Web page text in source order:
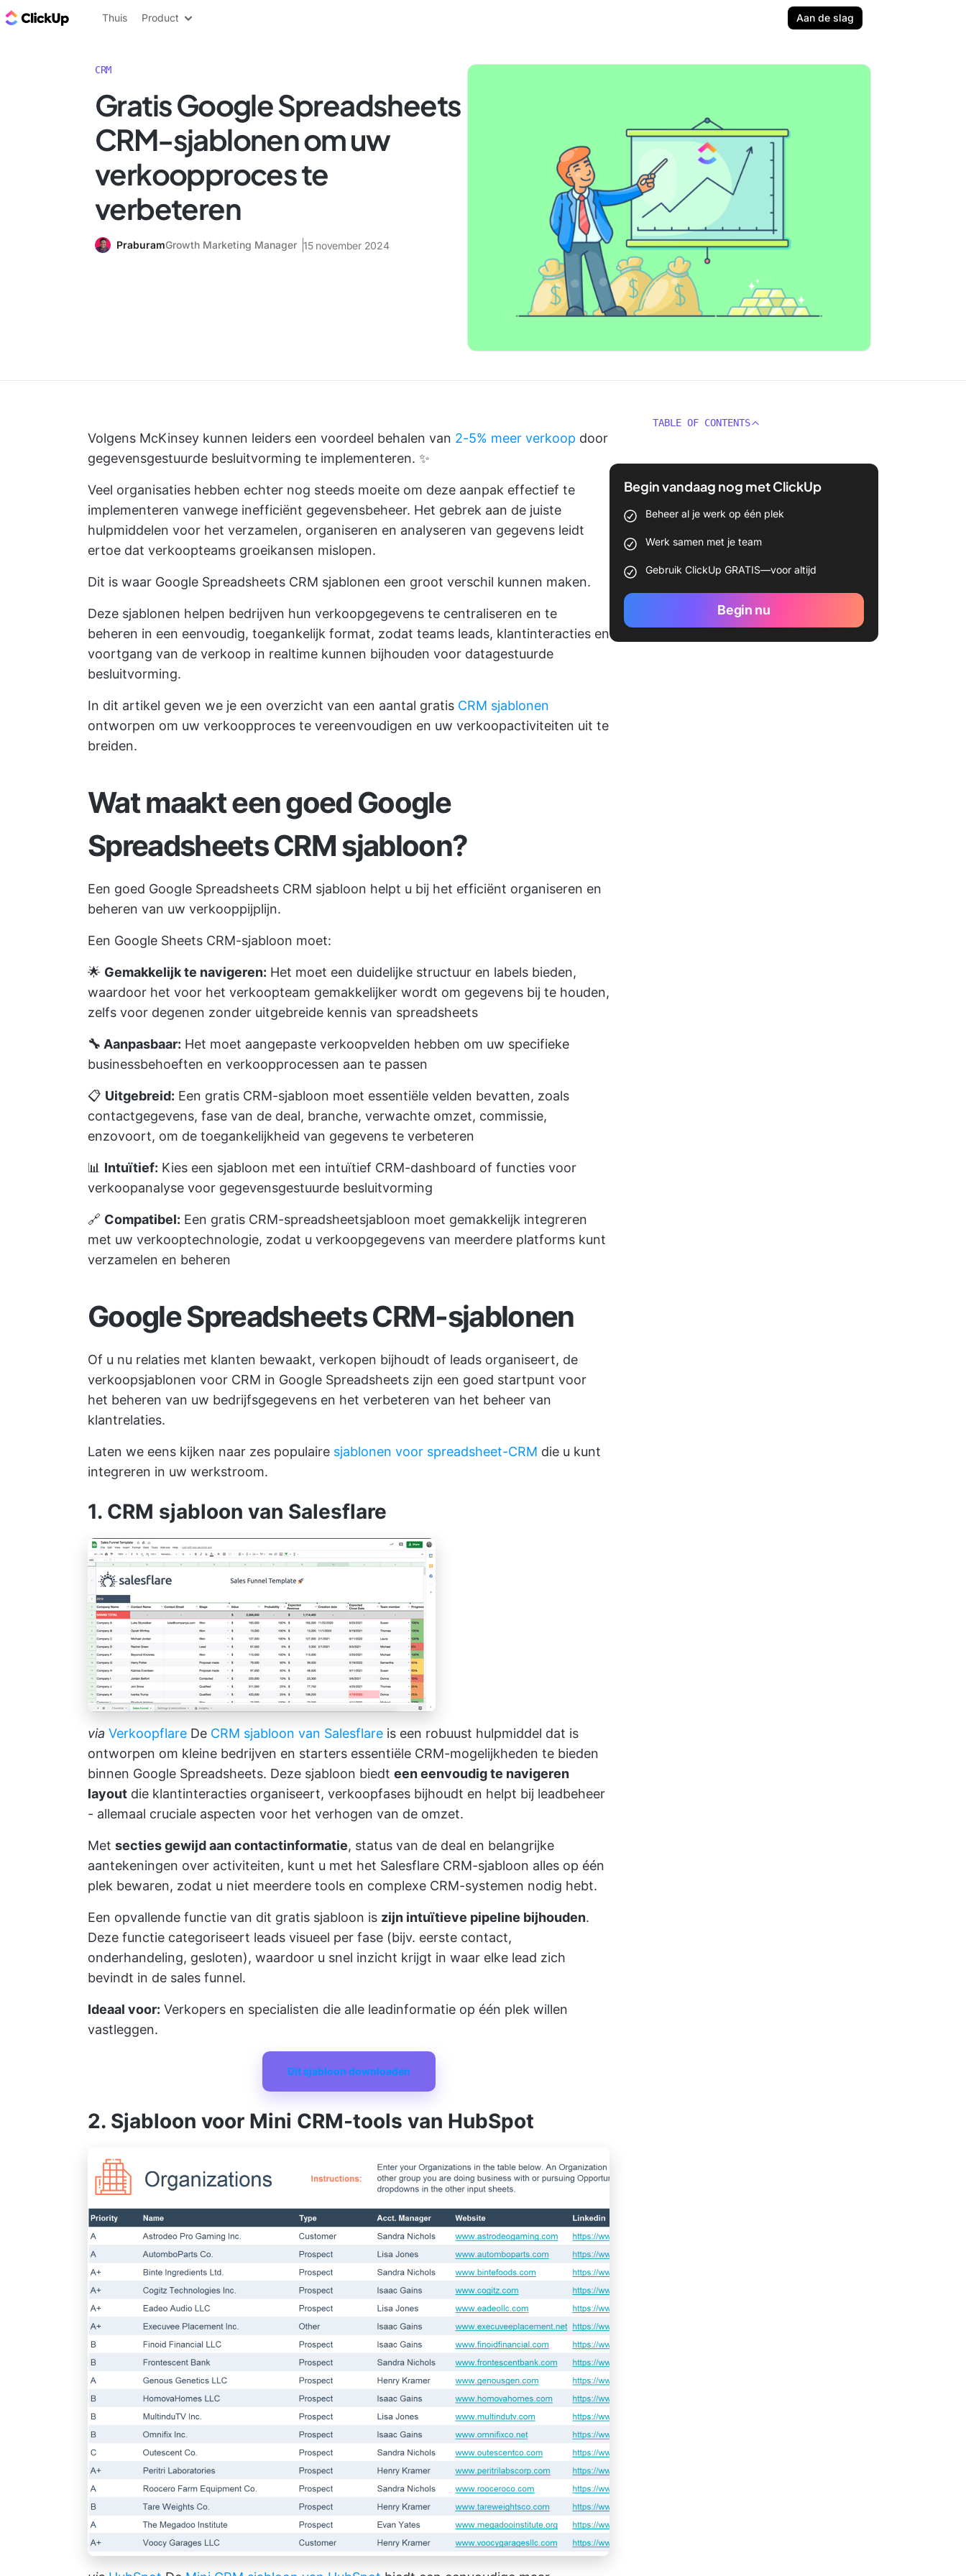
ClickUp Blog
Thuis Product Aan de slag
CRM
Gratis Google Spreadsheets
CRM-sjablonen om uw
verkoopproces te
verbeteren
PraburamGrowth Marketing Manager 15 november 2024
Volgens McKinsey kunnen leiders een voordeel behalen van 2-5% meer verkoop door
gegevensgestuurde besluitvorming te implementeren. ✨
Veel organisaties hebben echter nog steeds moeite om deze aanpak effectief te
implementeren vanwege inefficiënt gegevensbeheer. Het gebrek aan de juiste
hulpmiddelen voor het verzamelen, organiseren en analyseren van gegevens leidt
ertoe dat verkoopteams groeikansen mislopen.
Dit is waar Google Spreadsheets CRM sjablonen een groot verschil kunnen maken.
Deze sjablonen helpen bedrijven hun verkoopgegevens te centraliseren en te
beheren in een eenvoudig, toegankelijk format, zodat teams leads, klantinteracties en
voortgang van de verkoop in realtime kunnen bijhouden voor datagestuurde
besluitvorming.
In dit artikel geven we je een overzicht van een aantal gratis CRM sjablonen
ontworpen om uw verkoopproces te vereenvoudigen en uw verkoopactiviteiten uit te
breiden.
Wat maakt een goed Google
Spreadsheets CRM sjabloon?
Een goed Google Spreadsheets CRM sjabloon helpt u bij het efficiënt organiseren en
beheren van uw verkooppijplijn.
Een Google Sheets CRM-sjabloon moet:
🌟 Gemakkelijk te navigeren: Het moet een duidelijke structuur en labels bieden,
waardoor het voor het verkoopteam gemakkelijker wordt om gegevens bij te houden,
zelfs voor degenen zonder uitgebreide kennis van spreadsheets
🔧 Aanpasbaar: Het moet aangepaste verkoopvelden hebben om uw specifieke
businessbehoeften en verkoopprocessen aan te passen
📋 Uitgebreid: Een gratis CRM-sjabloon moet essentiële velden bevatten, zoals
contactgegevens, fase van de deal, branche, verwachte omzet, commissie,
enzovoort, om de toegankelijkheid van gegevens te verbeteren
📊 Intuïtief: Kies een sjabloon met een intuïtief CRM-dashboard of functies voor
verkoopanalyse voor gegevensgestuurde besluitvorming
🔗 Compatibel: Een gratis CRM-spreadsheetsjabloon moet gemakkelijk integreren
met uw verkooptechnologie, zodat u verkoopgegevens van meerdere platforms kunt
verzamelen en beheren
Google Spreadsheets CRM-sjablonen
Of u nu relaties met klanten bewaakt, verkopen bijhoudt of leads organiseert, de
verkoopsjablonen voor CRM in Google Spreadsheets zijn een goed startpunt voor
het beheren van uw bedrijfsgegevens en het verbeteren van het beheer van
klantrelaties.
Laten we eens kijken naar zes populaire sjablonen voor spreadsheet-CRM die u kunt
integreren in uw werkstroom.
1. CRM sjabloon van Salesflare
via Verkoopflare De CRM sjabloon van Salesflare is een robuust hulpmiddel dat is
ontworpen om kleine bedrijven en starters essentiële CRM-mogelijkheden te bieden
binnen Google Spreadsheets. Deze sjabloon biedt een eenvoudig te navigeren
layout die klantinteracties organiseert, verkoopfases bijhoudt en helpt bij leadbeheer
- allemaal cruciale aspecten voor het verhogen van de omzet.
Met secties gewijd aan contactinformatie, status van de deal en belangrijke
aantekeningen over activiteiten, kunt u met het Salesflare CRM-sjabloon alles op één
plek bewaren, zodat u niet meerdere tools en complexe CRM-systemen nodig hebt.
Een opvallende functie van dit gratis sjabloon is zijn intuïtieve pipeline bijhouden.
Deze functie categoriseert leads visueel per fase (bijv. eerste contact,
onderhandeling, gesloten), waardoor u snel inzicht krijgt in waar elke lead zich
bevindt in de sales funnel.
Ideaal voor: Verkopers en specialisten die alle leadinformatie op één plek willen
vastleggen.
Dit sjabloon downloaden
2. Sjabloon voor Mini CRM-tools van HubSpot
TABLE OF CONTENTS
Begin vandaag nog met ClickUp
Beheer al je werk op één plek
Werk samen met je team
Gebruik ClickUp GRATIS—voor altijd
Begin nu